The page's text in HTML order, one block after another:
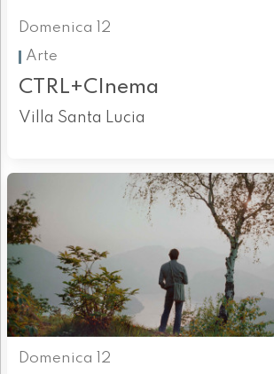
Domenica 12
Arte
CTRL+CInema
Villa Santa Lucia
Domenica 12